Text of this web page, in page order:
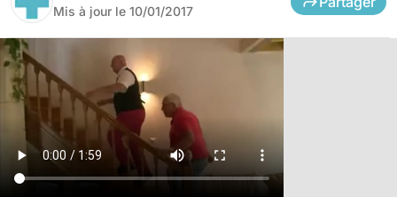
Mis à jour le 10/01/2017